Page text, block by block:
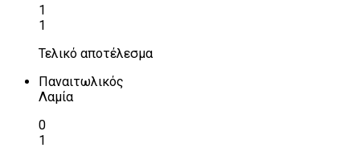
1
1
Τελικό αποτέλεσμα
Παναιτωλικός
Λαμία
0
1